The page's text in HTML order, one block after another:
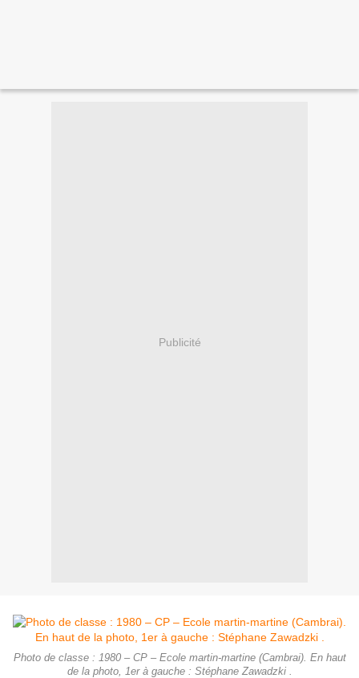
Publicité
Photo de classe : 1980 – CP – Ecole martin-martine (Cambrai). En haut
de la photo, 1er à gauche : Stéphane Zawadzki .